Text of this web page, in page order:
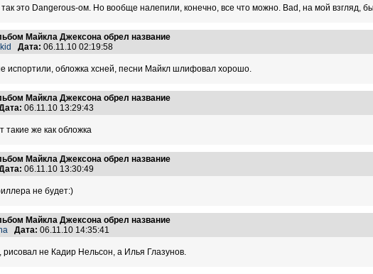
это Dangerous-ом. Но вообще налепили, конечно, все что можно. Bad, на мой взгляд,
Майкла Джексона обрел название
Дата: 06.11.10 02:19:58
испортили, обложка хсней, песни Майкл шлифовал хорошо.
Майкла Джексона обрел название
06.11.10 13:29:43
такие же как обложка
Майкла Джексона обрел название
06.11.10 13:30:49
не будет:)
Майкла Джексона обрел название
Дата: 06.11.10 14:35:41
рисовал не Кадир Нельсон, а Илья Глазунов.